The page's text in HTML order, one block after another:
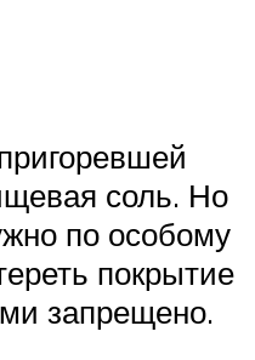
соль. Но
по особому
покрытие
запрещено.